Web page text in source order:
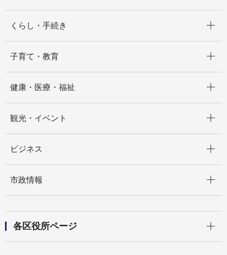
くらし・手続き
子育て・教育
健康・医療・福祉
観光・イベント
ビジネス
市政情報
各区役所ページ